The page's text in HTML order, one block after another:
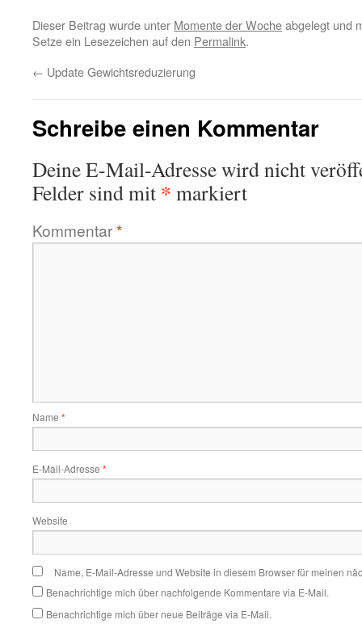
Dieser Beitrag wurde unter Momente der Wocheabgelegt und
Setze ein Lesezeichen auf den Permalink.
← Update Gewichtsreduzierung
Schreibe einen Kommentar
Deine E-Mail-Adresse wird nicht
Felder sind mit * markiert
Kommentar*
Name *
E-Mail-Adresse *
Website
Name, E-Mail-Adresse und Website in diesem Browser für meinen
Benachrichtige mich über nachfolgende Kommentare via E-Mail.
Benachrichtige mich über neue Beiträge via E-Mail.